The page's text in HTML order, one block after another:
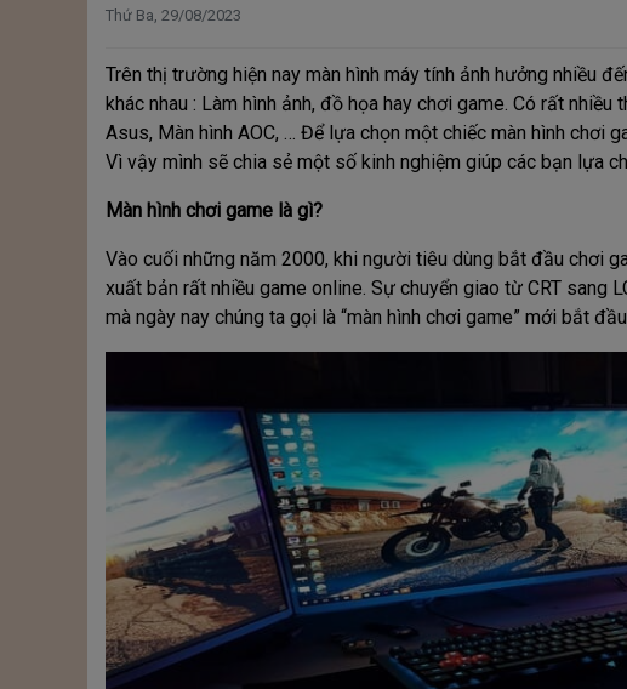
Thứ Ba, 29/08/2023
Trên thị trường hiện nay màn hình máy tính ảnh hưởng nhiều
khác nhau : Làm hình ảnh, đồ họa hay chơi game. Có rất
Asus, Màn hình AOC, … Để lựa chọn một chiếc màn hình chơi
Vì vậy mình sẽ chia sẻ một số kinh nghiệm giúp các bạn lựa
Màn hình chơi game là gì?
Vào cuối những năm 2000, khi người tiêu dùng bắt đầu chơi
xuất bản rất nhiều game online. Sự chuyển giao từ CRT sang
mà ngày nay chúng ta gọi là “màn hình chơi game” mới bắt